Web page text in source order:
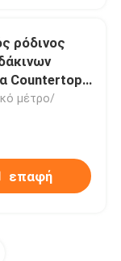
ρόδινος
Countertops
μέτρο/
επαφή